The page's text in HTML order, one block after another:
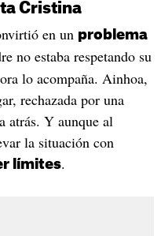
Cristina
en un problema
no estaba respetando su
lo acompaña. Ainhoa,
rechazada por una
atrás. Y aunque al
la situación con
límites.